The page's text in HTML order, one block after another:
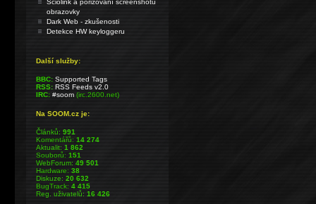
Sciolink a pořizování screenshotu
obrazovky
Dark Web - zkušenosti
Detekce HW keyloggeru
Další služby:
BBC: Supported Tags
RSS: RSS Feeds v2.0
IRC: #soom(irc.2600.net)
Na SOOM.cz je:
Článků:991
Komentářů:14 274
Aktualit:1 862
Souborů:151
WebForum:49 501
Hardware:38
Diskuze:20 632
BugTrack:4 415
Reg. uživatelů:16 426